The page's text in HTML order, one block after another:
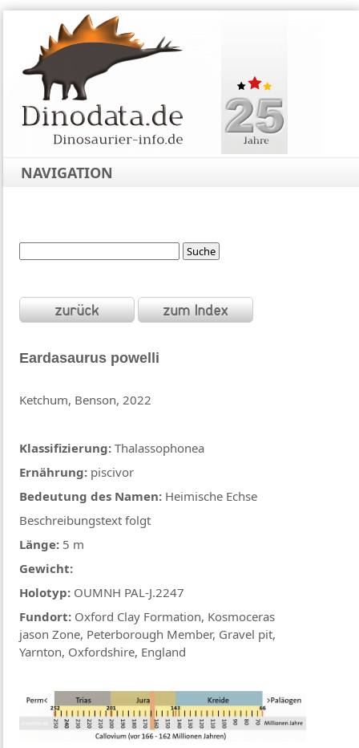
NAVIGATION
Eardasaurus powelli
Ketchum, Benson, 2022
Klassifizierung: Thalassophonea
Ernährung: piscivor
Bedeutung des Namen: Heimische Echse
Beschreibungstext folgt
Länge: 5 m
Gewicht:
Holotyp: OUMNH PAL-J.2247
Fundort: Oxford Clay Formation, Kosmoceras
jason Zone, Peterborough Member, Gravel pit,
Yarnton, Oxfordshire, England